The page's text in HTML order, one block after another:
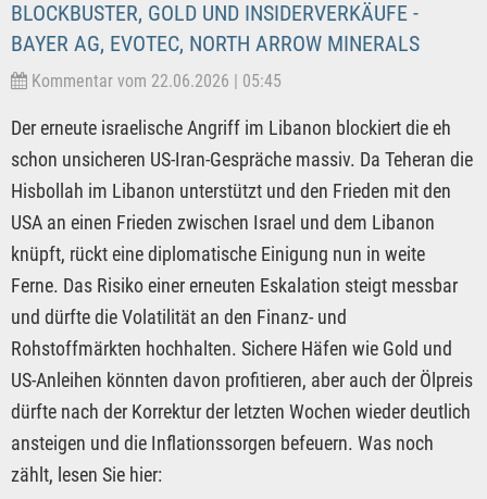
BLOCKBUSTER, GOLD UND INSIDERVERKÄUFE -
BAYER AG, EVOTEC, NORTH ARROW MINERALS
Kommentar vom 22.06.2026 | 05:45
Der erneute israelische Angriff im Libanon blockiert die eh
schon unsicheren US-Iran-Gespräche massiv. Da Teheran die
Hisbollah im Libanon unterstützt und den Frieden mit den
USA an einen Frieden zwischen Israel und dem Libanon
knüpft, rückt eine diplomatische Einigung nun in weite
Ferne. Das Risiko einer erneuten Eskalation steigt messbar
und dürfte die Volatilität an den Finanz- und
Rohstoffmärkten hochhalten. Sichere Häfen wie Gold und
US-Anleihen könnten davon profitieren, aber auch der Ölpreis
dürfte nach der Korrektur der letzten Wochen wieder deutlich
ansteigen und die Inflationssorgen befeuern. Was noch
zählt, lesen Sie hier: